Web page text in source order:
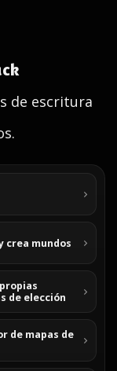
de escritura
crea mundos
de elección
de mapas de